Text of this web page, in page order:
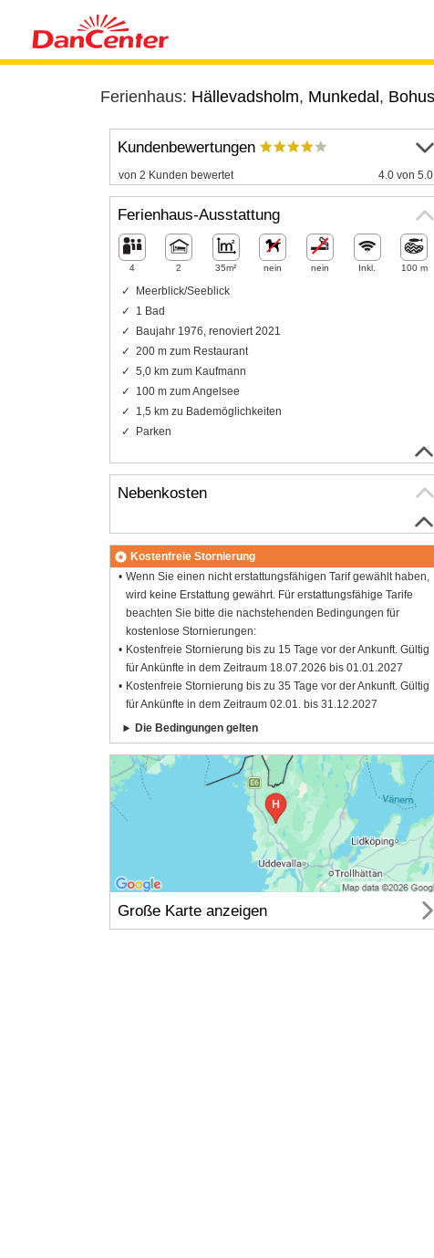
Ferienhaus: Hällevadsholm, Munkedal ,
Kundenbewertungen
von 2 Kunden bewertet 4.0 von 5.0
Ferienhaus-Ausstattung
4 2 35m² nein nein Inkl. 100 m
Meerblick/Seeblick
1 Bad
Baujahr 1976, renoviert 2021
200 m zum Restaurant
5,0 km zum Kaufmann
100 m zum Angelsee
1,5 km zu Bademöglichkeiten
Parken
Nebenkosten
Kostenfreie Stornierung
Wenn Sie einen nicht erstattungsfähigen Tarif gewählt haben,
wird keine Erstattung gewährt. Für erstattungsfähige Tarife
beachten Sie bitte die nachstehenden Bedingungen für
kostenlose Stornierungen:
Kostenfreie Stornierung bis zu 15 Tage vor der Ankunft. Gültig
für Ankünfte in dem Zeitraum 18.07.2026 bis 01.01.2027
Kostenfreie Stornierung bis zu 35 Tage vor der Ankunft. Gültig
für Ankünfte in dem Zeitraum 02.01. bis 31.12.2027
Die Bedingungen gelten
Große Karte anzeigen